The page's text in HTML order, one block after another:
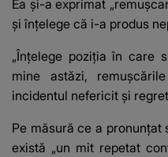
Ea și-a exprimat
și înțelege că i-a produs
„Înțelege poziția în care
mine astăzi,
incidentul nefericit și
Pe măsură ce a pronunțat
există „un mit repetat